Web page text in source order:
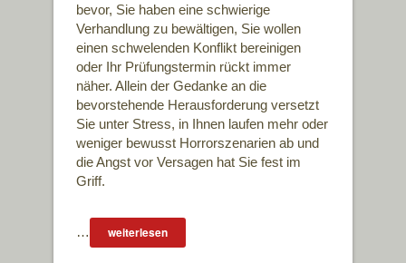
bevor, Sie haben eine schwierige
Verhandlung zu bewältigen, Sie wollen
einen schwelenden Konflikt bereinigen
oder Ihr Prüfungstermin rückt immer
näher. Allein der Gedanke an die
bevorstehende Herausforderung versetzt
Sie unter Stress, in Ihnen laufen mehr oder
weniger bewusst Horrorszenarien ab und
die Angst vor Versagen hat Sie fest im
Griff.
… weiterlesen